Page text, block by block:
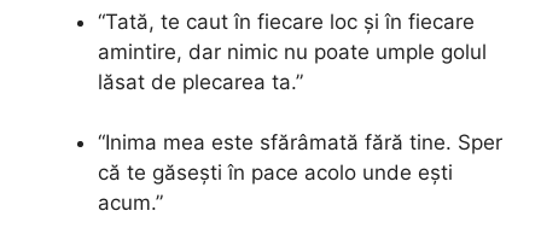
“Tată, te caut în fiecare loc și în fiecare
amintire, dar nimic nu poate umple golul
lăsat de plecarea ta.”
“Inima mea este sfărâmată fără tine. Sper
că te găsești în pace acolo unde ești
acum.”